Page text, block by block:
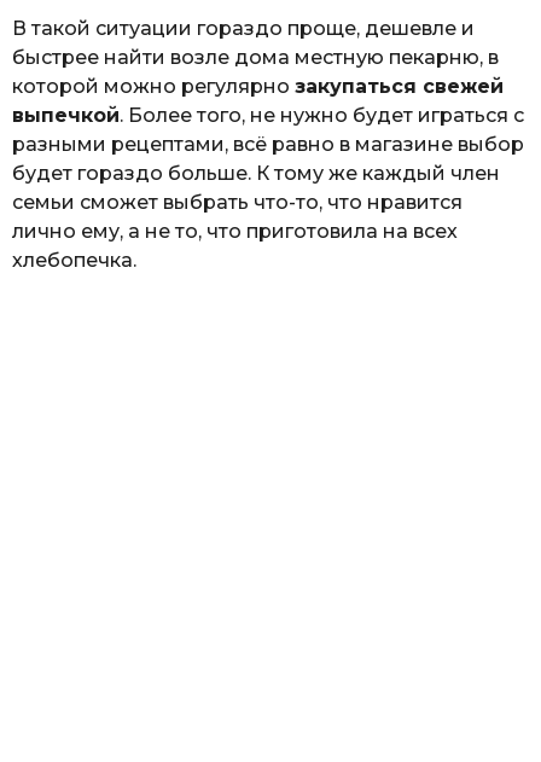
В такой ситуации гораздо проще, дешевле и
быстрее найти возле дома местную пекарню, в
которой можно регулярно закупаться свежей
выпечкой. Более того, не нужно будет играться с
разными рецептами, всё равно в магазине выбор
будет гораздо больше. К тому же каждый член
семьи сможет выбрать что-то, что нравится
лично ему, а не то, что приготовила на всех
хлебопечка.